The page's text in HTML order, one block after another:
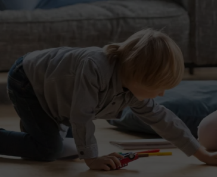
Unternehmensnachfolge
Schenkungsteuer
Betriebswirtschaftliche
Beratung